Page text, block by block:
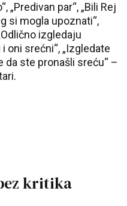
„Predivan par“, „Bili Rej
si mogla upoznati“,
izgledaju
oni srećni“, „Izgledate
da ste pronašli sreću“ –
kritika